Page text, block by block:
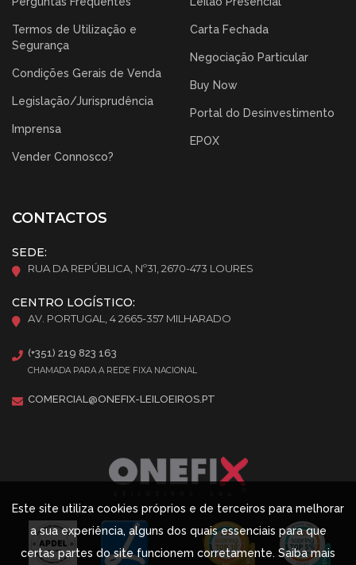
Termos de Utilização e
Segurança
Condições Gerais de Venda
Legislação/Jurisprudência
Imprensa
Vender Connosco?
Carta Fechada
Negociação Particular
Buy Now
Portal do Desinvestimento
EPOX
CONTACTOS
SEDE:
RUA DA REPÚBLICA, Nº31, 2670-473 LOURES
CENTRO LOGÍSTICO:
AV. PORTUGAL, 4 2665-357 MILHARADO
(+351) 219 823 163
CHAMADA PARA A REDE FIXA NACIONAL
COMERCIAL@ONEFIX-LEILOEIROS.PT
Este site utiliza cookies próprios e de terceiros para melhorar
a sua experiência, alguns dos quais essenciais para que
certas partes do site funcionem corretamente. Saiba mais